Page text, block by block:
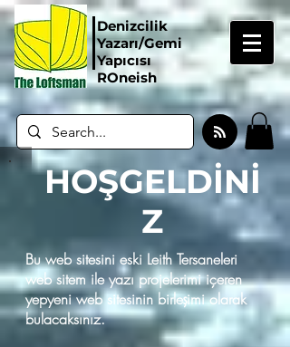
Denizcilik
Yazarı/Gemi
Yapıcısı
ROneish
HOŞGELDİNİ
Z
Bu web sitesini eski Leith Tersaneleri
web sitem ile yazı projelerimi içeren
yepyeni web sitesinin birleşimi olarak
bulacaksınız.